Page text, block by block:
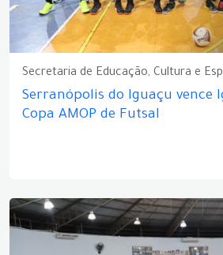
Secretaria de Educação, Cultura e
Serranópolis do Iguaçu vence
Copa AMOP de Futsal